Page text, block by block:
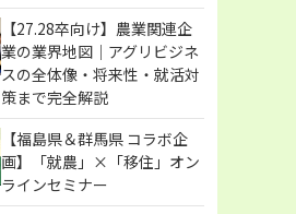
【27.28卒向け】農業関連企
業の業界地図｜アグリビジネ
スの全体像・将来性・就活対
策まで完全解説
【福島県＆群馬県 コラボ企
画】「就農」×「移住」オン
ラインセミナー